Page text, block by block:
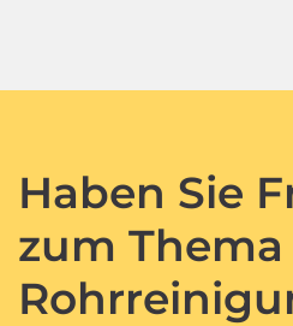
Haben Sie
zum Thema